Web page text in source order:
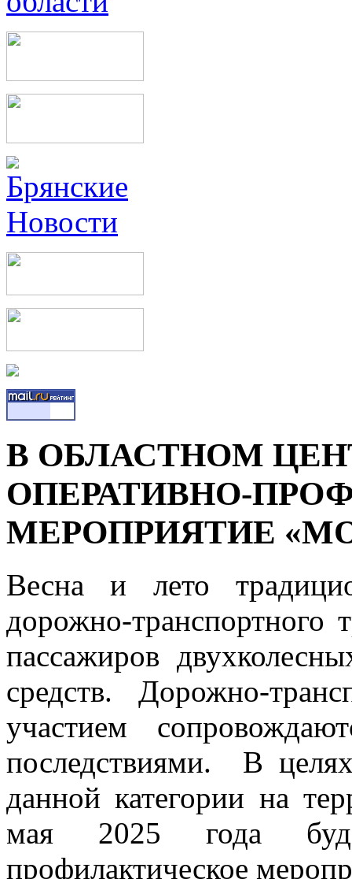
В ОБЛАСТНОМ
ОПЕРАТИВНО-
МЕРОПРИЯТИЕ
Весна и лето
дорожно-транспортного
пассажиров
средств. Дорожно-
участием
последствиями. В
данной категории на
мая 2025 года
профилактическое